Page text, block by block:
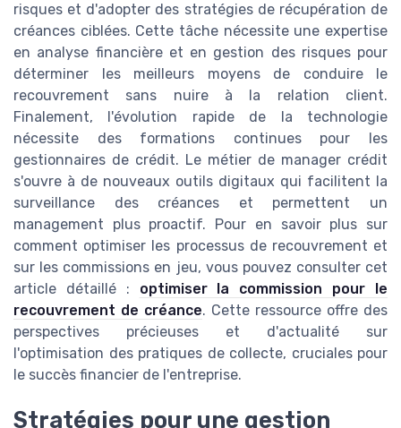
risques et d'adopter des stratégies de récupération de
créances ciblées. Cette tâche nécessite une expertise
en analyse financière et en gestion des risques pour
déterminer les meilleurs moyens de conduire le
recouvrement sans nuire à la relation client.
Finalement, l'évolution rapide de la technologie
nécessite des formations continues pour les
gestionnaires de crédit. Le métier de manager crédit
s'ouvre à de nouveaux outils digitaux qui facilitent la
surveillance des créances et permettent un
management plus proactif. Pour en savoir plus sur
comment optimiser les processus de recouvrement et
sur les commissions en jeu, vous pouvez consulter cet
article détaillé : optimiser la commission pour le
recouvrement de créance. Cette ressource offre des
perspectives précieuses et d'actualité sur
l'optimisation des pratiques de collecte, cruciales pour
le succès financier de l'entreprise.
Stratégies pour une gestion